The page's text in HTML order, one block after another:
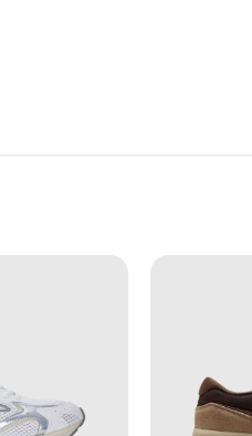
Jordan mà còn là lựa chọn